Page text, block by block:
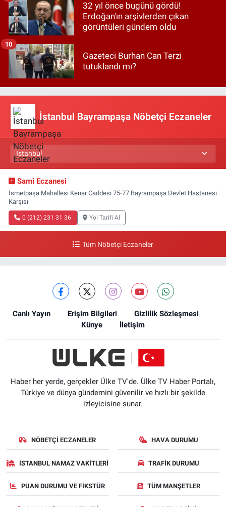
32 yıl önce bugünü gördü!
Erdoğan'ın arşivlerden çıkan
görüntüleri gündem oldu
Gazeteci Burhan Can Terzi
tutuklandı mı?
10
İstanbul Bayrampaşa Nöbetçi Eczaneler
Sami Eczanesi
İsmetpaşa Mahallesi Kenar Caddesi 75-77 Bayrampaşa Devlet Hastanesi
Karşısı
0 (212) 231 31 36 Yol Tarifi Al
Tüm Nöbetçi Eczaneler
Canlı Yayın Erişim Bilgileri
Gizlilik Sözleşmesi
Künye
İletişim
Haber her yerde, gerçekler Ülke TV'de. Ülke TV Haber Portalı,
Türkiye ve dünya gündemini güvenilir ve hızlı bir şekilde
izleyicisine sunar.
NÖBETÇI ECZANELER HAVA DURUMU
İSTANBUL NAMAZ VAKITLERI TRAFIK DURUMU
PUAN DURUMU VE FIKSTÜR TÜM MANŞETLER